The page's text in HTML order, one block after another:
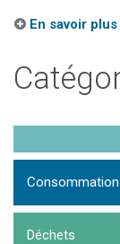
En savoir plus
Déchets